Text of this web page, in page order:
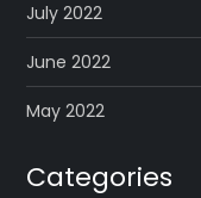
July 2022
June 2022
May 2022
Categories